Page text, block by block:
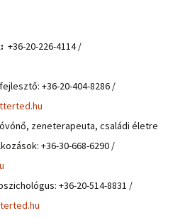
+36-20-226-4114 /
+36-20-404-8286 /
zeneterapeuta, családi életre
+36-30-668-6290 /
+36-20-514-8831 /